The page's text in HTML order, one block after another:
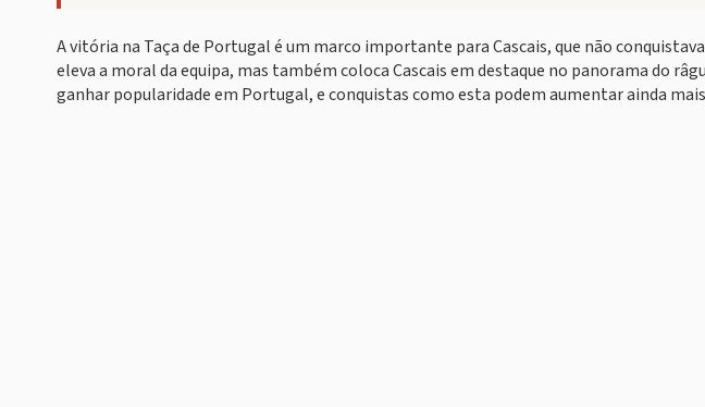
A vitória na Taça de Portugal é um marco importante para Cascais, que não
eleva a moral da equipa, mas também coloca Cascais em destaque no panorama do
ganhar popularidade em Portugal, e conquistas como esta podem aumentar ainda